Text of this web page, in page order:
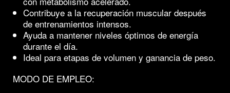
Contribuye a la recuperación muscular después
de entrenamientos intensos.
Ayuda a mantener niveles óptimos de energía
durante el día.
Ideal para etapas de volumen y ganancia de peso.
MODO DE EMPLEO: